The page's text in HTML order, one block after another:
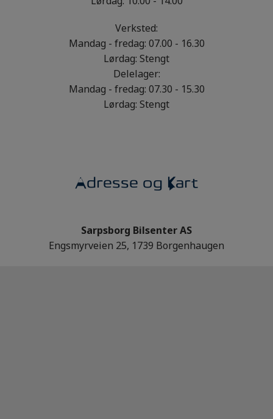
Verksted:
Mandag - fredag: 07.00 - 16.30
Lørdag: Stengt
Delelager:
Mandag - fredag: 07.30 - 15.30
Lørdag: Stengt
Adresse og kart
Sarpsborg Bilsenter AS
Engsmyrveien 25, 1739 Borgenhaugen